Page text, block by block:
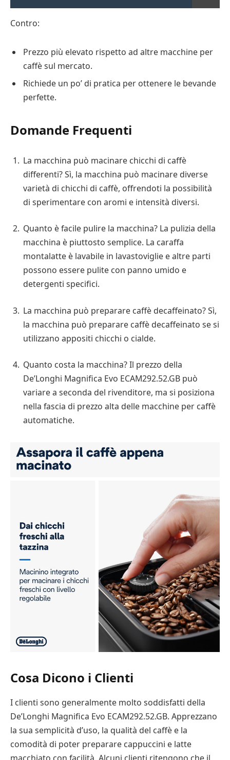
Contro:
Prezzo più elevato rispetto ad altre macchine per
caffè sul mercato.
Richiede un po’ di pratica per ottenere le bevande
perfette.
Domande Frequenti
La macchina può macinare chicchi di caffè
differenti? Sì, la macchina può macinare diverse
varietà di chicchi di caffè, offrendoti la possibilità
di sperimentare con aromi e intensità diversi.
Quanto è facile pulire la macchina? La pulizia della
macchina è piuttosto semplice. La caraffa
montalatte è lavabile in lavastoviglie e altre parti
possono essere pulite con panno umido e
detergenti specifici.
La macchina può preparare caffè decaffeinato? Sì,
la macchina può preparare caffè decaffeinato se si
utilizzano appositi chicchi o cialde.
Quanto costa la macchina? Il prezzo della
De’Longhi Magnifica Evo ECAM292.52.GB può
variare a seconda del rivenditore, ma si posiziona
nella fascia di prezzo alta delle macchine per caffè
automatiche.
Cosa Dicono i Clienti
I clienti sono generalmente molto soddisfatti della
De’Longhi Magnifica Evo ECAM292.52.GB. Apprezzano
la sua semplicità d’uso, la qualità del caffè e la
comodità di poter preparare cappuccini e latte